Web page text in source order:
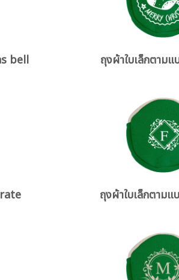
bell ถุงผ้าใบเล็กตาม
ถุงผ้าใบเล็กตาม